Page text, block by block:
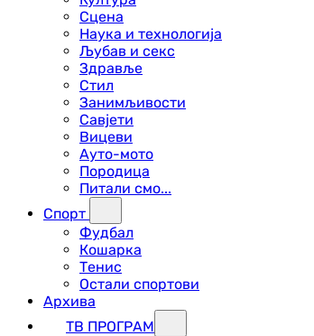
Сцена
Наука и технологија
Љубав и секс
Здравље
Стил
Занимљивости
Савјети
Вицеви
Ауто-мото
Породица
Питали смо...
Спорт
Фудбал
Кошарка
Тенис
Остали спортови
Архива
ТВ ПРОГРАМ